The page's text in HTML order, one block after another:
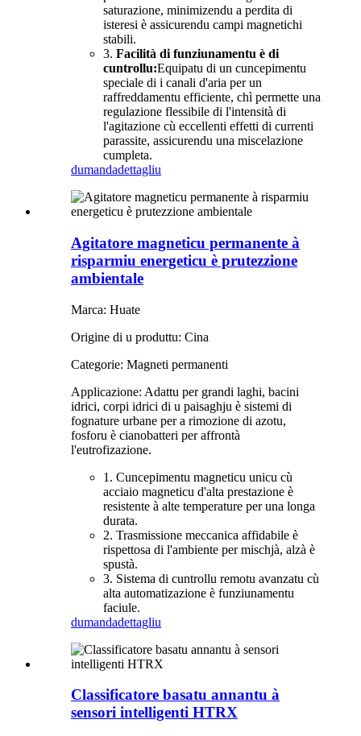
saturazione, minimizendu a perdita di
isteresi è assicurendu campi magnetichi
stabili.
3. Facilità di funziunamentu è di
cuntrollu:Equipatu di un cuncepimentu
speciale di i canali d'aria per un
raffreddamentu efficiente, chì permette una
regulazione flessibile di l'intensità di
l'agitazione cù eccellenti effetti di currenti
parassite, assicurendu una miscelazione
cumpleta.
dumandadettagliu
Agitatore magneticu permanente à
risparmiu energeticu è prutezzione
ambientale
Marca: Huate
Origine di u produttu: Cina
Categorie: Magneti permanenti
Applicazione: Adattu per grandi laghi, bacini
idrici, corpi idrici di u paisaghju è sistemi di
fognature urbane per a rimozione di azotu,
fosforu è cianobatteri per affrontà
l'eutrofizazione.
1. Cuncepimentu magneticu unicu cù
acciaio magneticu d'alta prestazione è
resistente à alte temperature per una longa
durata.
2. Trasmissione meccanica affidabile è
rispettosa di l'ambiente per mischjà, alzà è
spustà.
3. Sistema di cuntrollu remotu avanzatu cù
alta automatizazione è funziunamentu
faciule.
dumandadettagliu
Classificatore basatu annantu à
sensori intelligenti HTRX